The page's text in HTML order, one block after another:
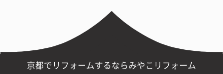
京都でリフォームするならみやこリフォーム